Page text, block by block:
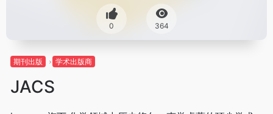
0 364
期刊出版 学术出版商
JACS